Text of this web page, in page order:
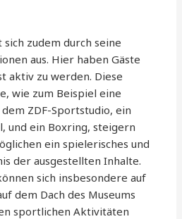
sich zudem durch seine
aus. Hier haben Gäste
aktiv zu werden. Diese
wie zum Beispiel eine
ZDF-Sportstudio, ein
und ein Boxring, steigern
ein spielerisches und
der ausgestellten Inhalte.
sich insbesondere auf
dem Dach des Museums
sportlichen Aktivitäten